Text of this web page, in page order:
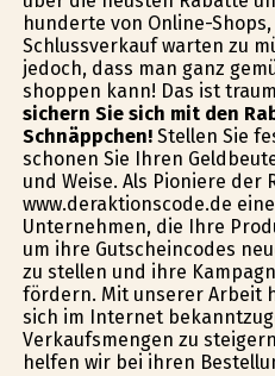
hunderte von Online-
Schlussverkauf warten zu
jedoch, dass man ganz
shoppen kann! Das ist
sichern Sie sich mit den
Schnäppchen!Stellen Sie
schonen Sie Ihren
und Weise. Als Pioniere der
www.deraktionscode.de
Unternehmen, die Ihre
um ihre Gutscheincodes
zu stellen und ihre
fördern. Mit unserer Arbeit
sich im Internet
Verkaufsmengen zu
helfen wir bei ihren